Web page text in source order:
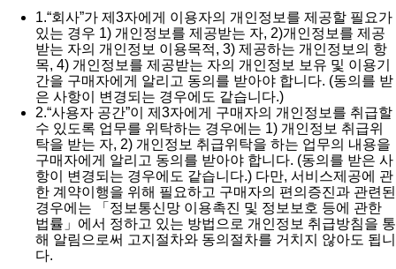
1.“회사”가 제3자에게 이용자의 개인정보를 제공할 필요가
있는 경우 1) 개인정보를 제공받는 자, 2)개인정보를 제공
받는 자의 개인정보 이용목적, 3) 제공하는 개인정보의 항
목, 4) 개인정보를 제공받는 자의 개인정보 보유 및 이용기
간을 구매자에게 알리고 동의를 받아야 합니다. (동의를 받
은 사항이 변경되는 경우에도 같습니다.)
2.“사용자 공간”이 제3자에게 구매자의 개인정보를 취급할
수 있도록 업무를 위탁하는 경우에는 1) 개인정보 취급위
탁을 받는 자, 2) 개인정보 취급위탁을 하는 업무의 내용을
구매자에게 알리고 동의를 받아야 합니다. (동의를 받은 사
항이 변경되는 경우에도 같습니다.) 다만, 서비스제공에 관
한 계약이행을 위해 필요하고 구매자의 편의증진과 관련된
경우에는 「정보통신망 이용촉진 및 정보보호 등에 관한
법률」에서 정하고 있는 방법으로 개인정보 취급방침을 통
해 알림으로써 고지절차와 동의절차를 거치지 않아도 됩니
다.